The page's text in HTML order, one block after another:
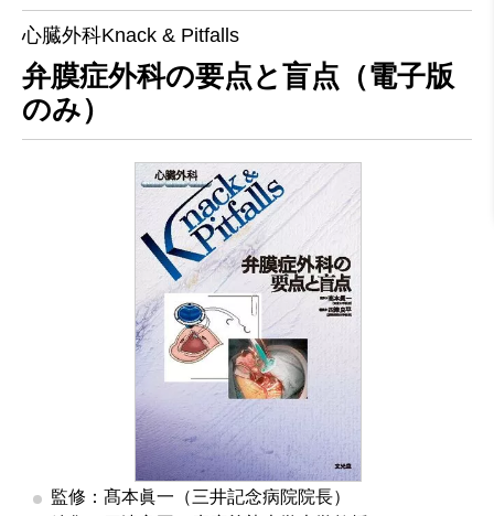
心臓外科Knack & Pitfalls
弁膜症外科の要点と盲点（電子版
のみ）
監修：髙本眞一（三井記念病院院長）